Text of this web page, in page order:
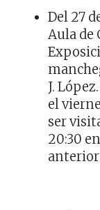
Del 27
Aula de
J.
el
ser
20:30